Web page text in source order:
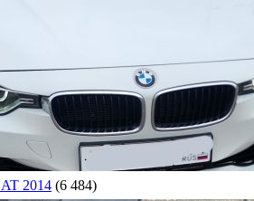
2014 (6 484)